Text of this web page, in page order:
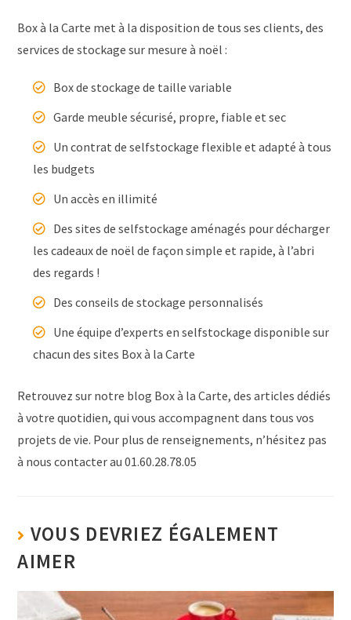
Box à la Carte met à la disposition de tous ses clients, des
services de stockage sur mesure à noël :
Box de stockage de taille variable
Garde meuble sécurisé, propre, fiable et sec
Un contrat de selfstockage flexible et adapté à tous
les budgets
Un accès en illimité
Des sites de selfstockage aménagés pour décharger
les cadeaux de noël de façon simple et rapide, à l’abri
des regards !
Des conseils de stockage personnalisés
Une équipe d’experts en selfstockage disponible sur
chacun des sites Box à la Carte
Retrouvez sur notre blog Box à la Carte, des articles dédiés
à votre quotidien, qui vous accompagnent dans tous vos
projets de vie. Pour plus de renseignements, n’hésitez pas
à nous contacter au 01.60.28.78.05
VOUS DEVRIEZ ÉGALEMENT
AIMER